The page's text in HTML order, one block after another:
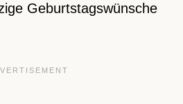
Geburtstagswünsche